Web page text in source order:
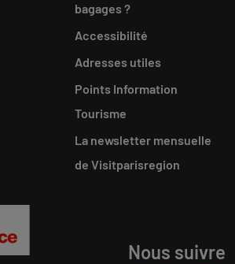
bagages ?
Accessibilité
Adresses utiles
Points Information
Tourisme
La newsletter mensuelle
de Visitparisregion
Nous suivre